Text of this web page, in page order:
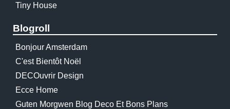
Tiny House
Blogroll
Bonjour Amsterdam
C'est Bientôt Noël
DECOuvrir Design
Ecce Home
Guten Morgwen Blog Deco Et Bons Plans